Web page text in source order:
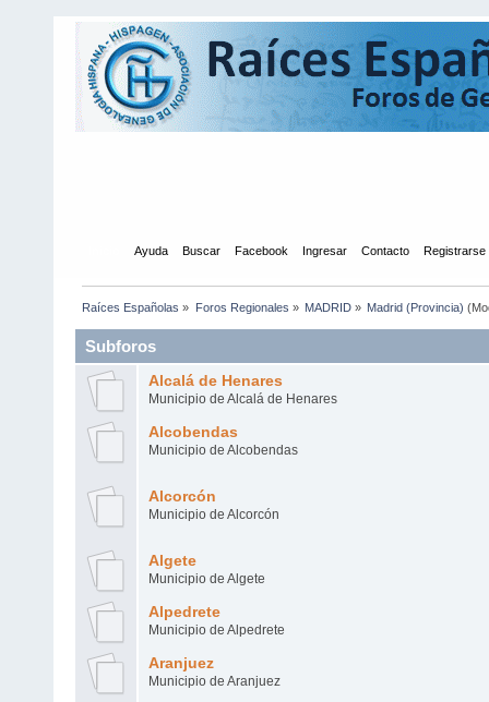
Ayuda Buscar Facebook Ingresar Contacto Registrarse
Raíces Españolas » Foros Regionales » MADRID» Madrid (Provincia)
Subforos
Alcalá de Henares
Municipio de Alcalá de Henares
Alcobendas
Municipio de Alcobendas
Alcorcón
Municipio de Alcorcón
Algete
Municipio de Algete
Alpedrete
Municipio de Alpedrete
Aranjuez
Municipio de Aranjuez